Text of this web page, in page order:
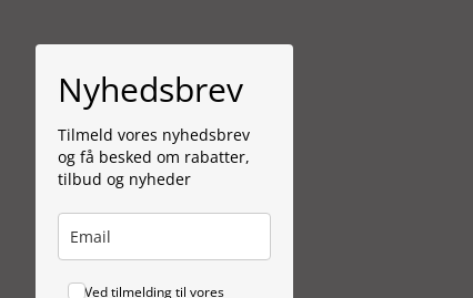
Nyhedsbrev
Tilmeld vores nyhedsbrev
og få besked om rabatter,
tilbud og nyheder
Ved tilmelding til vores